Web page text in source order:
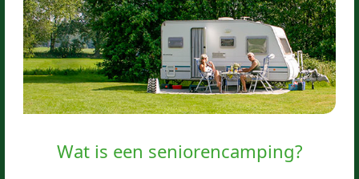
Wat is een seniorencamping?